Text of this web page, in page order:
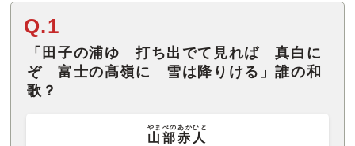
Q.1
「田子の浦ゆ 打ち出でて見れば 真白に
ぞ 富士の髙嶺に 雪は降りける」誰の和
歌？
山部赤人
やまべのあかひと